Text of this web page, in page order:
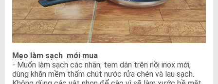
Mẹo làm sạch mới mua
- Muốn làm sạch các nhãn, tem dán trên nồi inox mới,
dùng khăn mềm thấm chút nước rửa chén và lau sạch.